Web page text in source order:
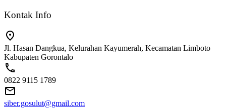
Kontak Info
Jl. Hasan Dangkua, Kelurahan Kayumerah, Kecamatan Limboto
Kabupaten Gorontalo
0822 9115 1789
siber.gosulut@gmail.com